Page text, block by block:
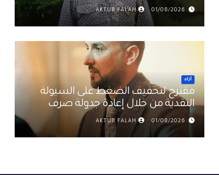
01/08/2026
AKTUB FALAH
أراء
مقترح لتخفيف الضغط على السيولة
النقدية من خلال إعادة جدولة صرف
حميد
01/08/2026
AKTUB FALAH